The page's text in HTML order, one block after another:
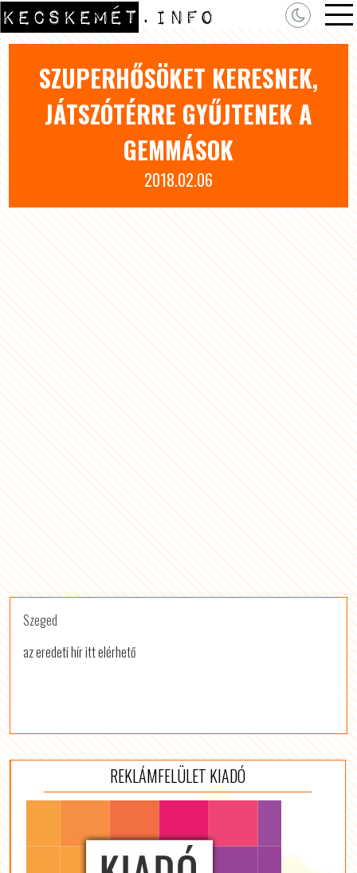
SZUPERHŐSÖKET KERESNEK,
JÁTSZÓTÉRRE GYŰJTENEK A
GEMMÁSOK
2018.02.06
Szeged
az eredeti hír itt elérhető
REKLÁMFELÜLET KIADÓ